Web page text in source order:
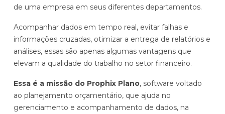
de uma empresa em seus diferentes departamentos.
Acompanhar dados em tempo real, evitar falhas e
informações cruzadas, otimizar a entrega de relatórios e
análises, essas são apenas algumas vantagens que
elevam a qualidade do trabalho no setor financeiro.
Essa é a missão do Prophix Plano, software voltado
ao planejamento orçamentário, que ajuda no
gerenciamento e acompanhamento de dados, na